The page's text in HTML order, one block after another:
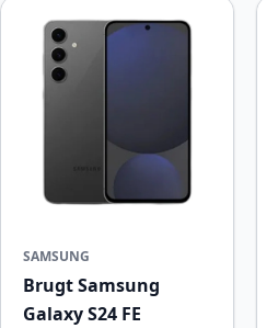
SAMSUNG
Brugt Samsung
Galaxy S24 FE